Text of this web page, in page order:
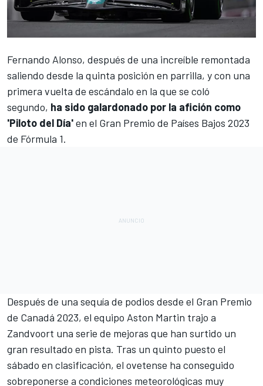
Fernando Alonso, después de una increíble remontada
saliendo desde la quinta posición en parrilla, y con una
primera vuelta de escándalo en la que se coló
segundo, ha sido galardonado por la afición como
'Piloto del Día'en el Gran Premio de Países Bajos 2023
de Fórmula 1.
Después de una sequía de podios desde el Gran Premio
de Canadá 2023, el equipo Aston Martin trajo a
Zandvoort una serie de mejoras que han surtido un
gran resultado en pista. Tras un quinto puesto el
sábado en clasificación, el ovetense ha conseguido
sobreponerse a condiciones meteorológicas muy